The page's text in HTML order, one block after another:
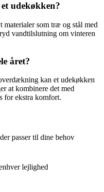
udekøkken?
som træ og stål med
vandtilslutning om vinteren
året?
kan et udekøkken
at kombinere det med
for ekstra komfort.
passer til dine behov
lejlighed